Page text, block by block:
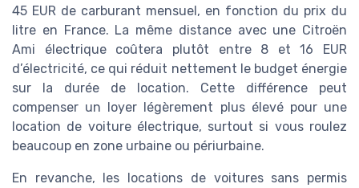
45 EUR de carburant mensuel, en fonction du prix du
litre en France. La même distance avec une Citroën
Ami électrique coûtera plutôt entre 8 et 16 EUR
d’électricité, ce qui réduit nettement le budget énergie
sur la durée de location. Cette différence peut
compenser un loyer légèrement plus élevé pour une
location de voiture électrique, surtout si vous roulez
beaucoup en zone urbaine ou périurbaine.
En revanche, les locations de voitures sans permis